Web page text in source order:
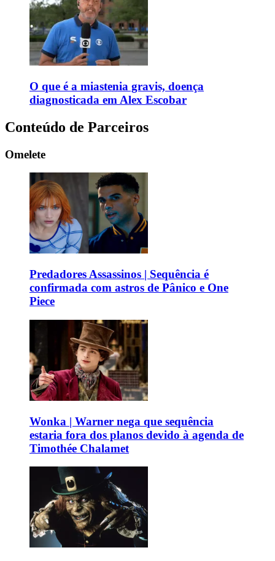
O que é a miastenia gravis, doença
diagnosticada em Alex Escobar
Conteúdo de Parceiros
Omelete
Predadores Assassinos | Sequência é
confirmada com astros de Pânico e One
Piece
Wonka | Warner nega que sequência
estaria fora dos planos devido à agenda de
Timothée Chalamet